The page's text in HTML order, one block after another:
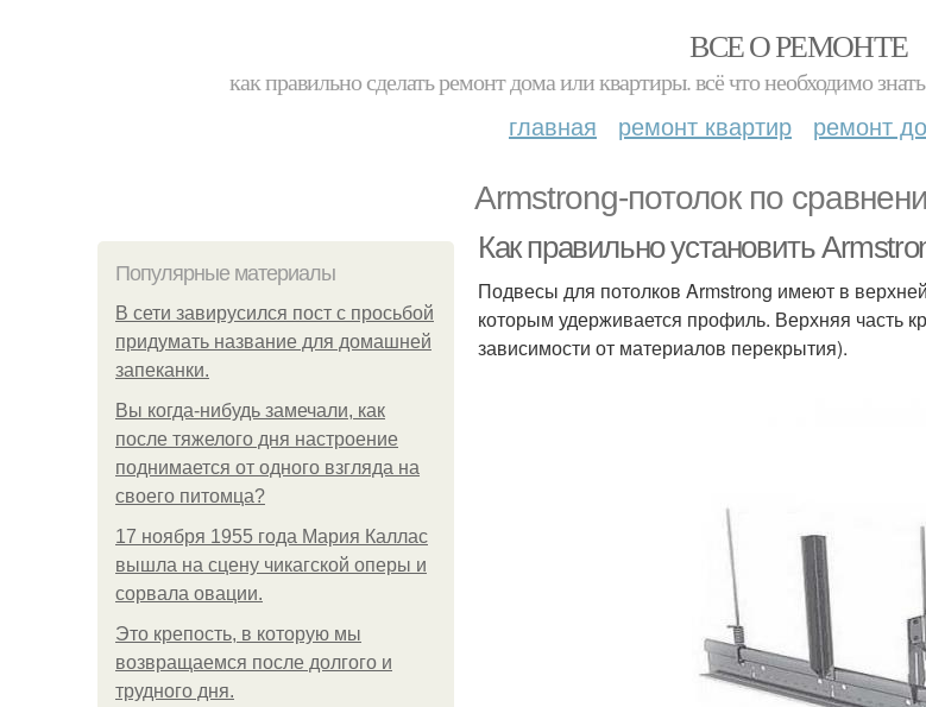
ВСЕ О РЕМОНТЕ
как правильно сделать ремонт дома или квартиры. всё что необходимо
главная ремонт квартир ремонт
Armstrong-потолок по
Популярные материалы
В сети завирусился пост с просьбой
придумать название для домашней
запеканки.
Вы когда-нибудь замечали, как
после тяжелого дня настроение
поднимается от одного взгляда на
своего питомца?
17 ноября 1955 года Мария Каллас
вышла на сцену чикагской оперы и
сорвала овации.
Это крепость, в которую мы
возвращаемся после долгого и
трудного дня.
Как правильно установить
Подвесы для потолков Armstrong имеют в
которым удерживается профиль. Верхняя часть
зависимости от материалов перекрытия).